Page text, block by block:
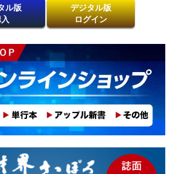
ル版
デジタル版
ログイン